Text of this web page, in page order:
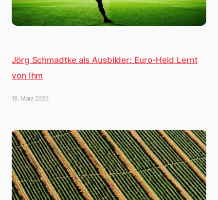
Jörg Schmadtke als Ausbilder: Euro-Held Lernt
von Ihm
18. März 2026